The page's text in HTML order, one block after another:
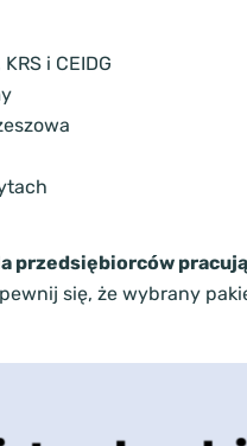
i CEIDG
przedsiębiorców
się, że wybrany